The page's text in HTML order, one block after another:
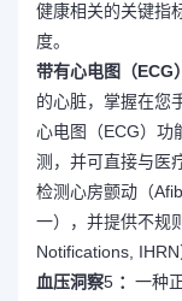
健康相关的关键指
度。
带有心电图（ECG
的心脏，掌握在您
心电图（ECG）功
测，并可直接与医
检测心房颤动（
一），并提供不规
Notifications,
血压洞察5 ： 一种